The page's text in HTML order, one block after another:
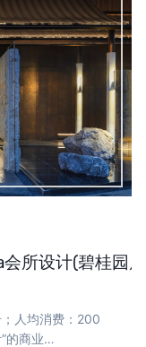
会所设计(碧桂园
人均消费：200
的商业…